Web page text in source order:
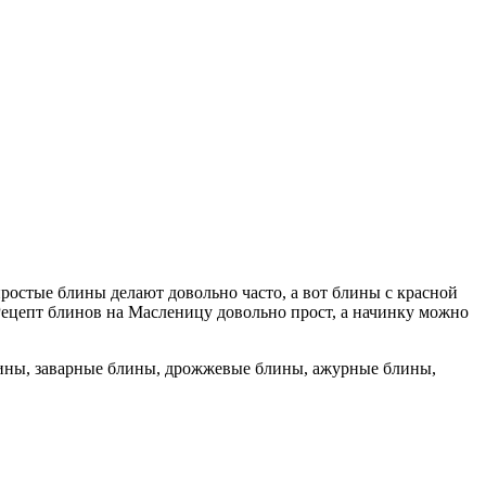
блины делают довольно часто, а вот блины с красной
блинов на Масленицу довольно прост, а начинку можно
заварные блины, дрожжевые блины, ажурные блины,